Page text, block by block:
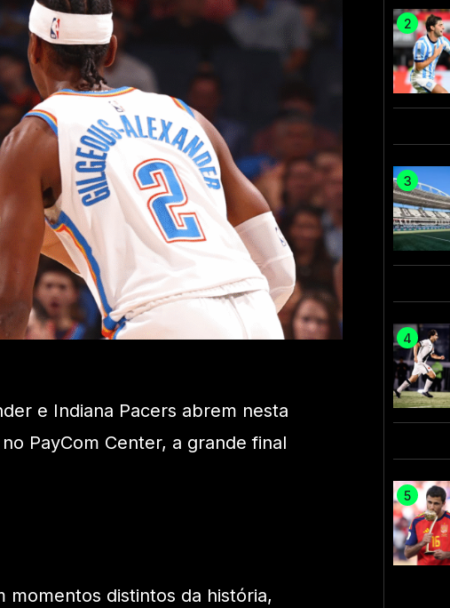
e Indiana Pacers abrem nesta
PayCom Center, a grande final
momentos distintos da história,